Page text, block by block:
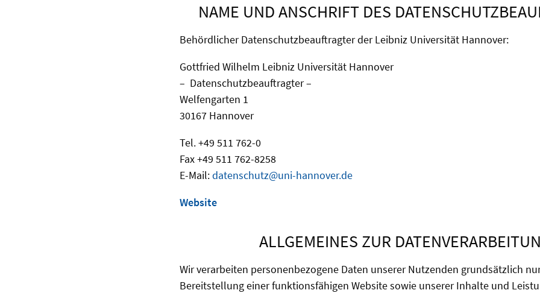
NAME UND ANSCHRIFT DES
Behördlicher Datenschutzbeauftragter der Leibniz Universität Hannover:
Gottfried Wilhelm Leibniz Universität Hannover
– Datenschutzbeauftragter –
Welfengarten 1
30167 Hannover
Tel. +49 511 762-0
Fax +49 511 762-8258
E-Mail:datenschutz@uni-hannover.de
Website
ALLGEMEINES ZUR
Wir verarbeiten personenbezogene Daten unserer Nutzenden grundsätzlich
Bereitstellung einer funktionsfähigen Website sowie unserer Inhalte und